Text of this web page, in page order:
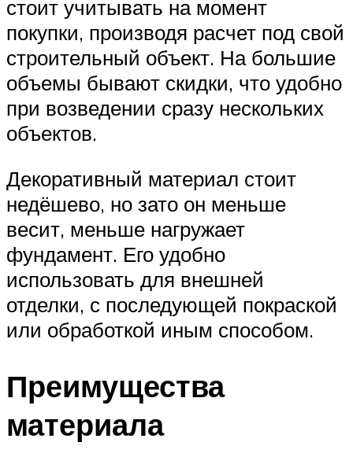
стоит учитывать на момент
покупки, производя расчет под свой
строительный объект. На большие
объемы бывают скидки, что удобно
при возведении сразу нескольких
объектов.
Декоративный материал стоит
недёшево, но зато он меньше
весит, меньше нагружает
фундамент. Его удобно
использовать для внешней
отделки, с последующей покраской
или обработкой иным способом.
Преимущества
материала